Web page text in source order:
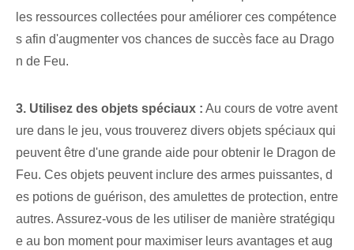
les ressources collectées pour améliorer ces compétence
s afin d'augmenter vos chances de succès face au Drago
n de Feu.
3. Utilisez des objets spéciaux : Au cours de votre avent
ure dans le jeu, vous trouverez divers objets spéciaux qui
peuvent être d'une grande aide pour obtenir le Dragon de
Feu. Ces objets peuvent inclure des armes puissantes, d
es potions de guérison, des amulettes de protection, entre
autres. Assurez-vous de les utiliser de manière stratégiqu
e au bon moment pour maximiser leurs avantages et aug